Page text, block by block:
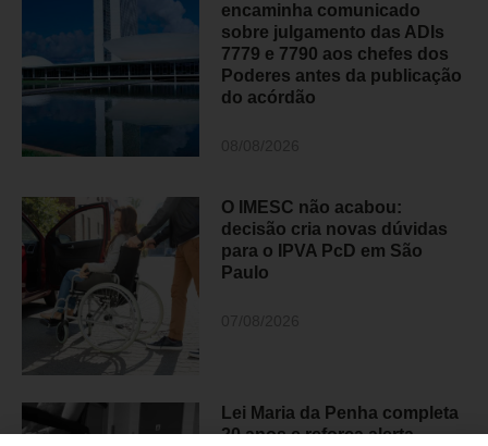
encaminha comunicado
sobre julgamento das ADIs
7779 e 7790 aos chefes dos
Poderes antes da publicação
do acórdão
O IMESC não acabou:
decisão cria novas dúvidas
para o IPVA PcD em São
Paulo
Lei Maria da Penha completa
20 anos e reforça alerta